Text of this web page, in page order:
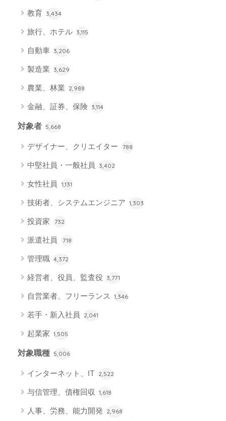
教育 3,434
旅行、ホテル 3,115
自動車 3,206
製造業 3,629
農業、林業 2,988
金融、証券、保険 3,114
対象者 5,668
デザイナー、クリエイター 788
中堅社員・一般社員 3,402
女性社員 1,131
技術者、システムエンジニア 1,303
投資家 732
派遣社員 718
管理職 4,372
経営者、役員、監査役 3,771
自営業者、フリーランス 1,346
若手・新入社員 2,041
起業家 1,505
対象職種 5,006
インターネット、IT 2,522
与信管理、債権回収 1,618
人事、労務、能力開発 2,968